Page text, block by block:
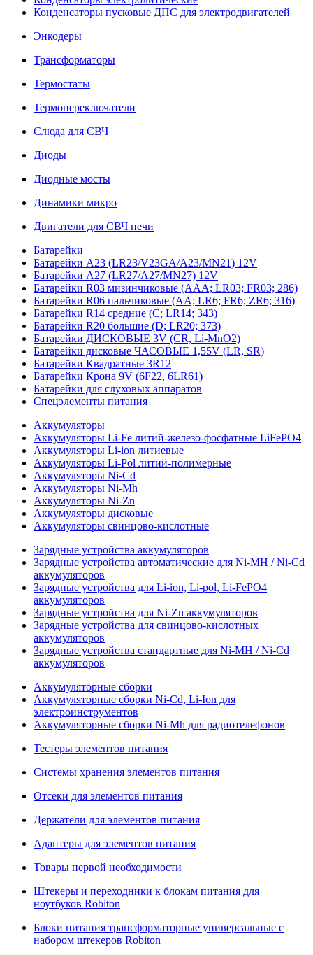
Конденсаторы пусковые ДПС для электродвигателей
Энкодеры
Трансформаторы
Термостаты
Термопереключатели
Слюда для СВЧ
Диоды
Диодные мосты
Динамики микро
Двигатели для СВЧ печи
Батарейки
Батарейки A23 (LR23/V23GA/A23/MN21) 12V
Батарейки A27 (LR27/A27/MN27) 12V
Батарейки R03 мизинчиковые (AAA; LR03; FR03; 286)
Батарейки R06 пальчиковые (AA; LR6; FR6; ZR6; 316)
Батарейки R14 средние (C; LR14; 343)
Батарейки R20 большие (D; LR20; 373)
Батарейки ДИСКОВЫЕ 3V (CR, Li-MnO2)
Батарейки дисковые ЧАСОВЫЕ 1,55V (LR, SR)
Батарейки Квадратные 3R12
Батарейки Крона 9V (6F22, 6LR61)
Батарейки для слуховых аппаратов
Спецэлементы питания
Аккумуляторы
Аккумуляторы Li-Fe литий-железо-фосфатные LiFePO4
Аккумуляторы Li-ion литиевые
Аккумуляторы Li-Pol литий-полимерные
Аккумуляторы Ni-Cd
Аккумуляторы Ni-Mh
Аккумуляторы Ni-Zn
Аккумуляторы дисковые
Аккумуляторы свинцово-кислотные
Зарядные устройства аккумуляторов
Зарядные устройства автоматические для Ni-MH / Ni-Cd
аккумуляторов
Зарядные устройства для Li-ion, Li-pol, Li-FePO4
аккумуляторов
Зарядные устройства для Ni-Zn аккумуляторов
Зарядные устройства для свинцово-кислотных
аккумуляторов
Зарядные устройства стандартные для Ni-MH / Ni-Cd
аккумуляторов
Аккумуляторные сборки
Аккумуляторные сборки Ni-Cd, Li-Ion для
электроинструментов
Аккумуляторные сборки Ni-Mh для радиотелефонов
Тестеры элементов питания
Системы хранения элементов питания
Отсеки для элементов питания
Держатели для элементов питания
Адаптеры для элементов питания
Товары первой необходимости
Штекеры и переходники к блокам питания для
ноутбуков Robiton
Блоки питания трансформаторные универсальные с
набором штекеров Robiton